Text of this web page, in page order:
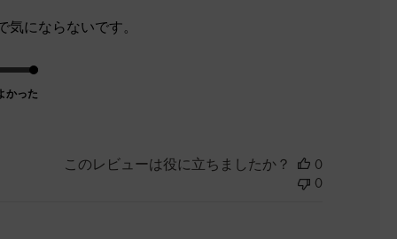
にならないです。
かった
このレビューは役に立ちましたか？
0
0